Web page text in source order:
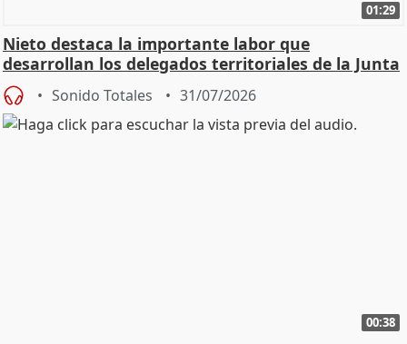
01:29
Nieto destaca la importante labor que
desarrollan los delegados territoriales de la Junta
Sonido Totales 31/07/2026
00:38